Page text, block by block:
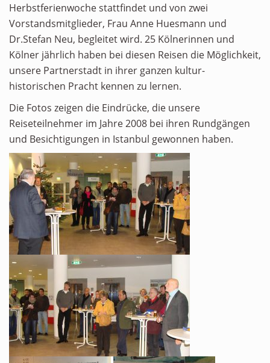
Herbstferienwoche stattfindet und von zwei
Vorstandsmitglieder, Frau Anne Huesmann und
Dr.Stefan Neu, begleitet wird. 25 Kölnerinnen und
Kölner jährlich haben bei diesen Reisen die Möglichkeit,
unsere Partnerstadt in ihrer ganzen kultur-
historischen Pracht kennen zu lernen.
Die Fotos zeigen die Eindrücke, die unsere
Reiseteilnehmer im Jahre 2008 bei ihren Rundgängen
und Besichtigungen in Istanbul gewonnen haben.